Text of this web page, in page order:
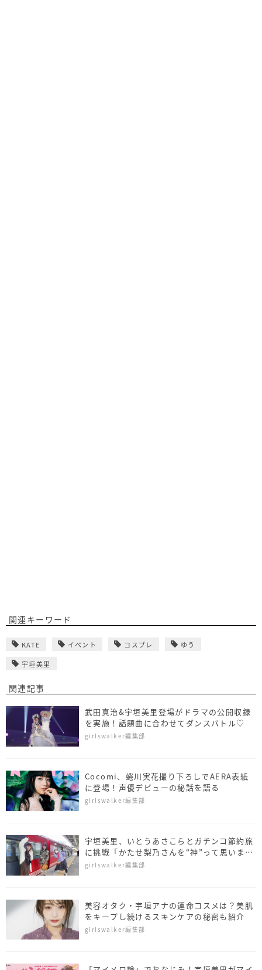
関連キーワード
KATE イベント コスプレ ゆう
宇垣美里
関連記事
武田真治&宇垣美里登場がドラマの公開収録
を実施！話題曲に合わせてダンスバトル♡
girlswalker編集部
Cocomi、蜷川実花撮り下ろしでAERA表紙
に登場！声優デビューの秘話を語る
girlswalker編集部
宇垣美里、いとうあさこらとガチンコ節約旅
に挑戦「かたせ梨乃さんを“神”って思いまし
た」
girlswalker編集部
美容オタク・宇垣アナの運命コスメは？美肌
をキープし続けるスキンケアの秘密も紹介
girlswalker編集部